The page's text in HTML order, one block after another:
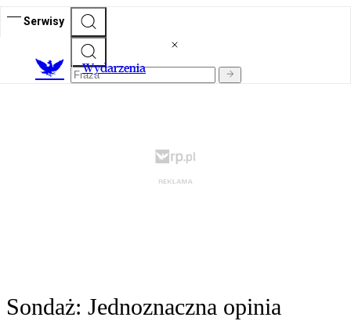
Serwisy
Wydarzenia
Sondaż: Jednoznaczna opinia